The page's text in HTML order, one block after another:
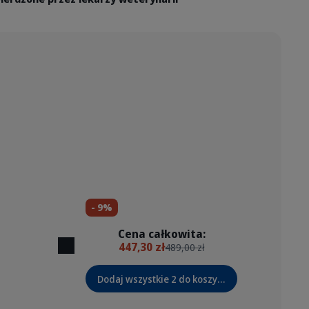
- 9%
Cena całkowita:
447,30 zł489,00 zł
Dodaj wszystkie 2 do koszyka